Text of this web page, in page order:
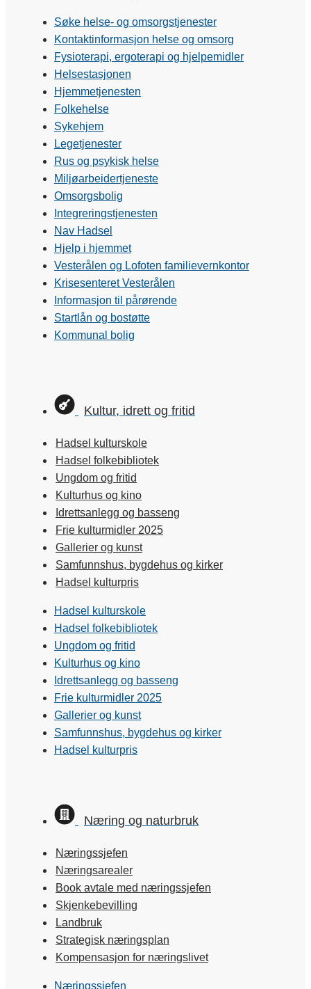
Søke helse- og omsorgstjenester
Kontaktinformasjon helse og omsorg
Fysioterapi, ergoterapi og hjelpemidler
Helsestasjonen
Hjemmetjenesten
Folkehelse
Sykehjem
Legetjenester
Rus og psykisk helse
Miljøarbeidertjeneste
Omsorgsbolig
Integreringstjenesten
Nav Hadsel
Hjelp i hjemmet
Vesterålen og Lofoten familievernkontor
Krisesenteret Vesterålen
Informasjon til pårørende
Startlån og bostøtte
Kommunal bolig
Kultur, idrett og fritid
Hadsel kulturskole
Hadsel folkebibliotek
Ungdom og fritid
Kulturhus og kino
Idrettsanlegg og basseng
Frie kulturmidler 2025
Gallerier og kunst
Samfunnshus, bygdehus og kirker
Hadsel kulturpris
Hadsel kulturskole
Hadsel folkebibliotek
Ungdom og fritid
Kulturhus og kino
Idrettsanlegg og basseng
Frie kulturmidler 2025
Gallerier og kunst
Samfunnshus, bygdehus og kirker
Hadsel kulturpris
Næring og naturbruk
Næringssjefen
Næringsarealer
Book avtale med næringssjefen
Skjenkebevilling
Landbruk
Strategisk næringsplan
Kompensasjon for næringslivet
Næringssjefen